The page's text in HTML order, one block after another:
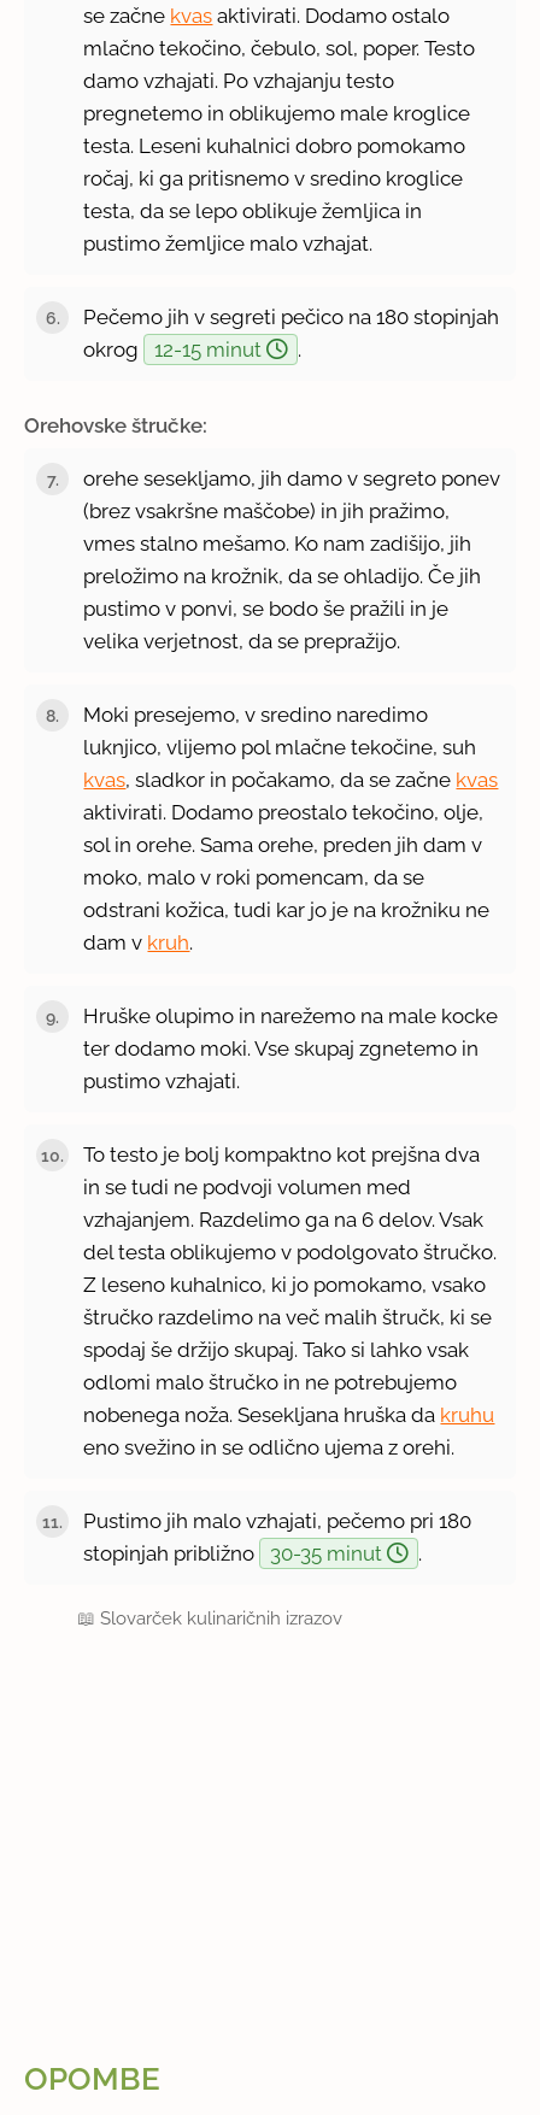
se začne kvas aktivirati. Dodamo ostalo
mlačno tekočino, čebulo, sol, poper. Testo
damo vzhajati. Po vzhajanju testo
pregnetemo in oblikujemo male kroglice
testa. Leseni kuhalnici dobro pomokamo
ročaj, ki ga pritisnemo v sredino kroglice
testa, da se lepo oblikuje žemljica in
pustimo žemljice malo vzhajat.
Pečemo jih v segreti pečico na 180 stopinjah
okrog
12-15 minut .
Orehovske štručke:
orehe sesekljamo, jih damo v segreto ponev
(brez vsakršne maščobe) in jih pražimo,
vmes stalno mešamo. Ko nam zadišijo, jih
preložimo na krožnik, da se ohladijo. Če jih
pustimo v ponvi, se bodo še pražili in je
velika verjetnost, da se prepražijo.
Moki presejemo, v sredino naredimo
luknjico, vlijemo pol mlačne tekočine, suh
kvas, sladkor in počakamo, da se začne kvas
aktivirati. Dodamo preostalo tekočino, olje,
sol in orehe. Sama orehe, preden jih dam v
moko, malo v roki pomencam, da se
odstrani kožica, tudi kar jo je na krožniku ne
dam v kruh.
Hruške olupimo in narežemo na male kocke
ter dodamo moki. Vse skupaj zgnetemo in
pustimo vzhajati.
To testo je bolj kompaktno kot prejšna dva
in se tudi ne podvoji volumen med
vzhajanjem. Razdelimo ga na 6 delov. Vsak
del testa oblikujemo v podolgovato štručko.
Z leseno kuhalnico, ki jo pomokamo, vsako
štručko razdelimo na več malih štručk, ki se
spodaj še držijo skupaj. Tako si lahko vsak
odlomi malo štručko in ne potrebujemo
nobenega noža. Sesekljana hruška da kruhu
eno svežino in se odlično ujema z orehi.
Pustimo jih malo vzhajati, pečemo pri 180
stopinjah približno
30-35 minut .
📖Slovarček kulinaričnih izrazov
OPOMBE